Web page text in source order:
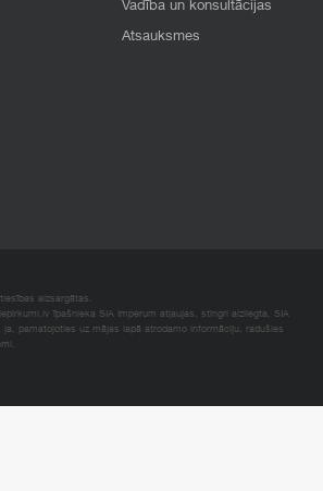
Vadība un konsultācijas
Atsauksmes
aizsargātas.
īpašnieka SIA Imperum atļaujas, stingri aizliegta. SIA
ja, pamatojoties uz mājas lapā atrodamo informāciju, radušies